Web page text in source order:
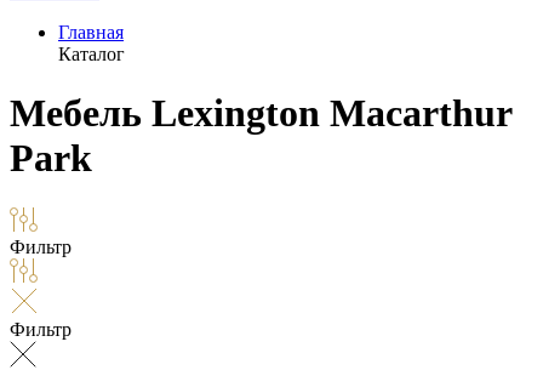
Главная
Каталог
Мебель Lexington Macarthur
Park
Фильтр
Фильтр